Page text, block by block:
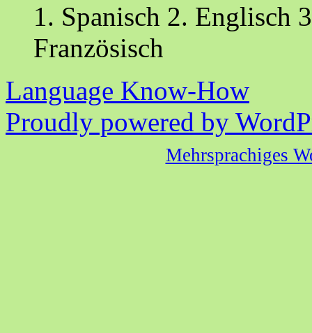
1. Spanisch 2. Englisch
Französisch
Language Know-How
Proudly powered by
Mehrsprachiges